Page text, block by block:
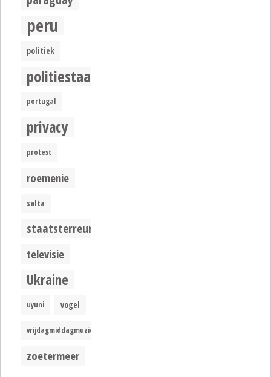
peru
politiek
politiestaat
portugal
privacy
protest
roemenie
salta
staatsterreur
televisie
Ukraine
uyuni vogel
vrijdagmiddagmuziek
zoetermeer